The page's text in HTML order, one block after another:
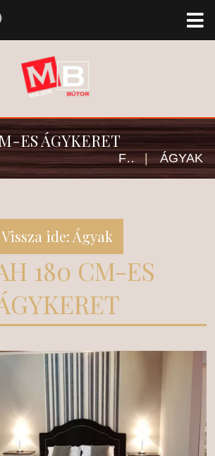
ES ÁGYKERET
FŐOLDAL | ÁGYAK
Vissza ide: Ágyak
180 CM-ES